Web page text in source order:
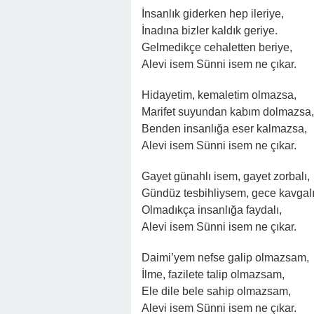
İnsanlık giderken hep ileriye,
İnadına bizler kaldık geriye.
Gelmedikçe cehaletten beriye,
Alevi isem Sünni isem ne çıkar.
Hidayetim, kemaletim olmazsa,
Marifet suyundan kabım dolmazsa,
Benden insanlığa eser kalmazsa,
Alevi isem Sünni isem ne çıkar.
Gayet günahlı isem, gayet zorbalı,
Gündüz tesbihliysem, gece
Olmadıkça insanlığa faydalı,
Alevi isem Sünni isem ne çıkar.
Daimi’yem nefse galip olmazsam,
İlme, fazilete talip olmazsam,
Ele dile bele sahip olmazsam,
Alevi isem Sünni isem ne çıkar.